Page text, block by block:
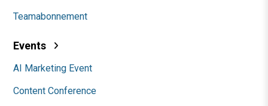
Teamabonnement
Events
AI Marketing Event
Content Conference